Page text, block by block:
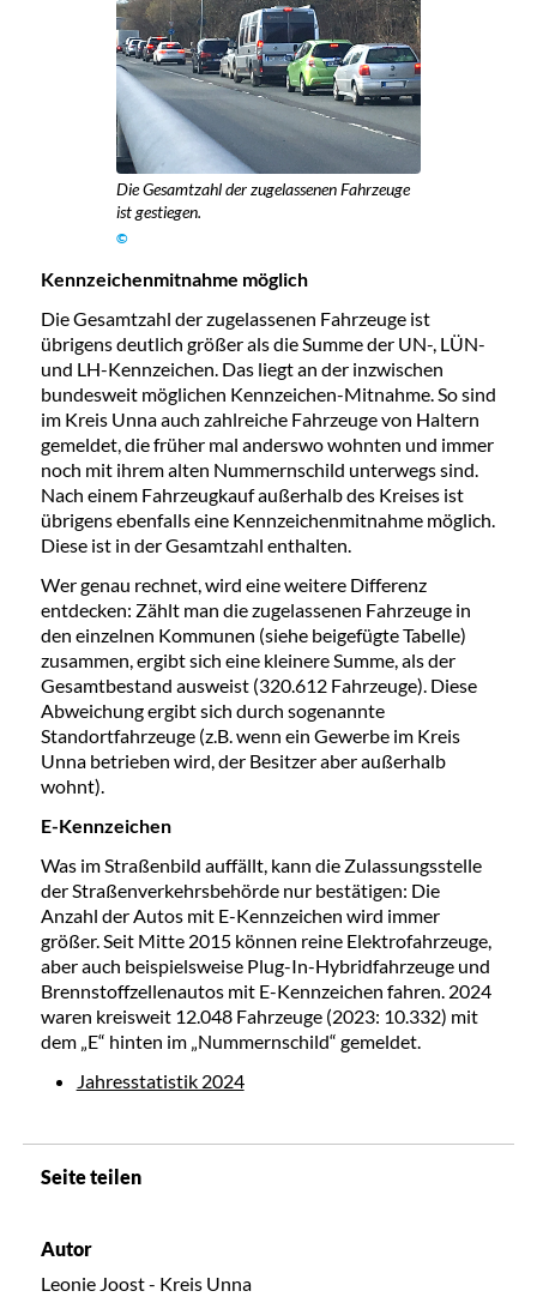
Die Gesamtzahl der zugelassenen Fahrzeuge
ist gestiegen.
©
Kennzeichenmitnahme möglich
Die Gesamtzahl der zugelassenen Fahrzeuge ist
übrigens deutlich größer als die Summe der UN-, LÜN-
und LH-Kennzeichen. Das liegt an der inzwischen
bundesweit möglichen Kennzeichen-Mitnahme. So sind
im Kreis Unna auch zahlreiche Fahrzeuge von Haltern
gemeldet, die früher mal anderswo wohnten und immer
noch mit ihrem alten Nummernschild unterwegs sind.
Nach einem Fahrzeugkauf außerhalb des Kreises ist
übrigens ebenfalls eine Kennzeichenmitnahme möglich.
Diese ist in der Gesamtzahl enthalten.
Wer genau rechnet, wird eine weitere Differenz
entdecken: Zählt man die zugelassenen Fahrzeuge in
den einzelnen Kommunen (siehe beigefügte Tabelle)
zusammen, ergibt sich eine kleinere Summe, als der
Gesamtbestand ausweist (320.612 Fahrzeuge). Diese
Abweichung ergibt sich durch sogenannte
Standortfahrzeuge (z.B. wenn ein Gewerbe im Kreis
Unna betrieben wird, der Besitzer aber außerhalb
wohnt).
E-Kennzeichen
Was im Straßenbild auffällt, kann die Zulassungsstelle
der Straßenverkehrsbehörde nur bestätigen: Die
Anzahl der Autos mit E-Kennzeichen wird immer
größer. Seit Mitte 2015 können reine Elektrofahrzeuge,
aber auch beispielsweise Plug-In-Hybridfahrzeuge und
Brennstoffzellenautos mit E-Kennzeichen fahren. 2024
waren kreisweit 12.048 Fahrzeuge (2023: 10.332) mit
dem „E“ hinten im „Nummernschild“ gemeldet.
Jahresstatistik 2024
Seite teilen
Autor
Leonie Joost - Kreis Unna